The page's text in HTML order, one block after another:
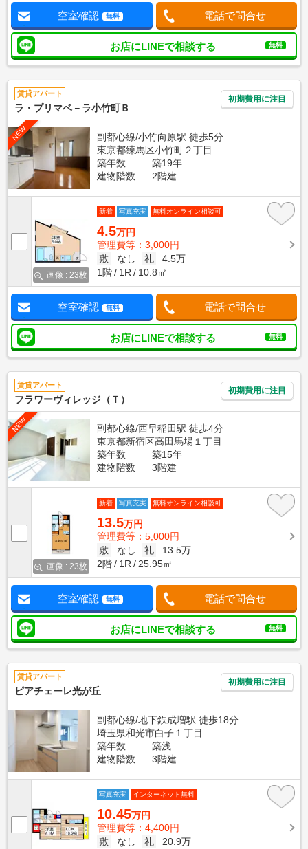
空室確認 無料 電話で問合せ
お店にLINEで相談する 無料
賃貸アパート
ラ・プリマベ－ラ小竹町Ｂ
初期費用に注目
NEW
副都心線/小竹向原駅 徒歩5分
東京都練馬区小竹町２丁目
築年数
築19年
建物階数
2階建
画像 : 23枚
新着 写真充実 無料オンライン相談可
4.5万円
管理費等：3,000円
敷
なし 礼
4.5万
1階
1R 10.8㎡
空室確認 無料 電話で問合せ
お店にLINEで相談する 無料
賃貸アパート
フラワーヴィレッジ（Ｔ）
初期費用に注目
NEW
副都心線/西早稲田駅 徒歩4分
東京都新宿区高田馬場１丁目
築年数
築15年
建物階数
3階建
画像 : 23枚
新着 写真充実 無料オンライン相談可
13.5万円
管理費等：5,000円
敷
なし 礼
13.5万
2階
1R 25.95㎡
空室確認 無料 電話で問合せ
お店にLINEで相談する 無料
賃貸アパート
ピアチェーレ光が丘
初期費用に注目
副都心線/地下鉄成増駅 徒歩18分
埼玉県和光市白子１丁目
築年数
築浅
建物階数
3階建
写真充実 インターネット無料
10.45万円
管理費等：4,400円
敷
なし 礼
20.9万